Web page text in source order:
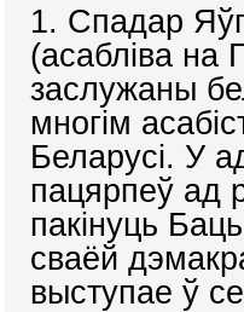
1. Спадар
(асабліва на
заслужаны
многім
Беларусі. У
пацярпеў ад
пакінуць
сваёй
выступае ў